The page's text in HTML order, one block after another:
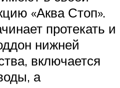
«Аква Стоп».
протекать и
нижней
включается
а